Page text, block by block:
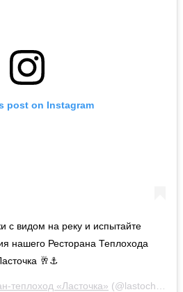
post on Instagram
с видом на реку и испытайте
нашего Ресторана Теплохода
🥂⚓️
теплоход «Ласточка» (@lastochkamsk) on